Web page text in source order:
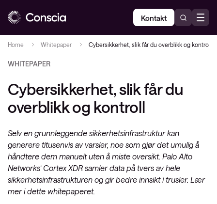
Kontakt
Home Whitepaper Cybersikkerhet, slik får du overblikk og kontroll
WHITEPAPER
Cybersikkerhet, slik får du
overblikk og kontroll
Selv en grunnleggende sikkerhetsinfrastruktur kan
generere titusenvis av varsler, noe som gjør det umulig å
håndtere dem manuelt uten å miste oversikt. Palo Alto
Networks’ Cortex XDR samler data på tvers av hele
sikkerhetsinfrastrukturen og gir bedre innsikt i trusler. Lær
mer i dette whitepaperet.